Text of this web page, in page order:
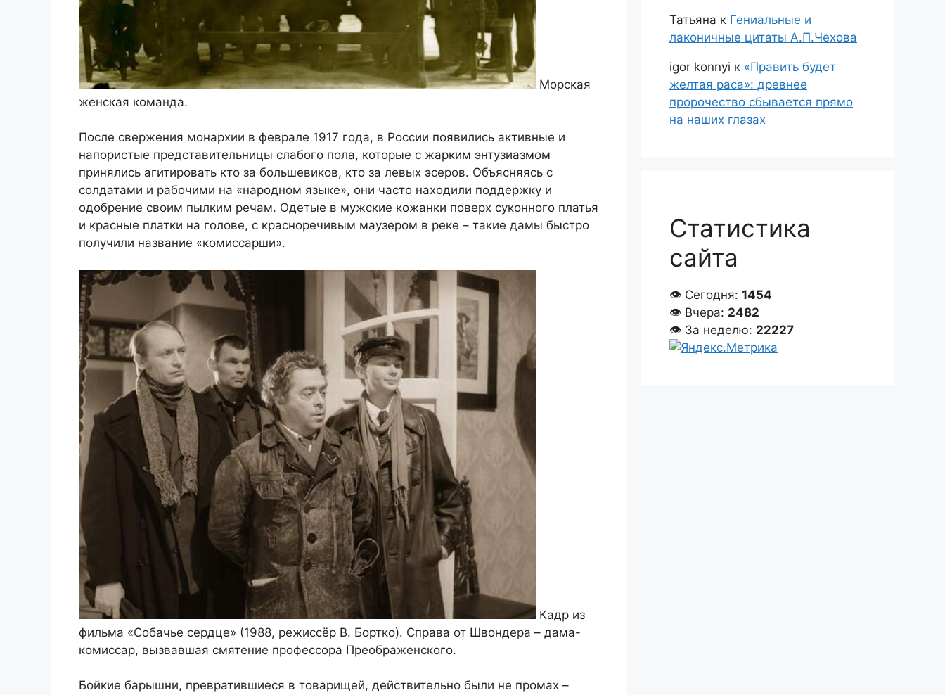
Морская
женская команда.
После свержения монархии в феврале 1917 года, в России появились активные и
напористые представительницы слабого пола, которые с жарким энтузиазмом
принялись агитировать кто за большевиков, кто за левых эсеров. Объясняясь с
солдатами и рабочими на «народном языке», они часто находили поддержку и
одобрение своим пылким речам. Одетые в мужские кожанки поверх суконного платья
и красные платки на голове, с красноречивым маузером в реке – такие дамы быстро
получили название «комиссарши».
Кадр из
фильма «Собачье сердце» (1988, режиссёр В. Бортко). Справа от Швондера – дама-
комиссар, вызвавшая смятение профессора Преображенского.
Бойкие барышни, превратившиеся в товарищей, действительно были не промах –
Татьяна к Гениальные и
лаконичные цитаты А.П.Чехова
igor konnyi к «Править будет
желтая раса»: древнее
пророчество сбывается прямо
на наших глазах
Статистика
сайта
👁 Сегодня: 1454
👁 Вчера: 2482
👁 За неделю: 22227